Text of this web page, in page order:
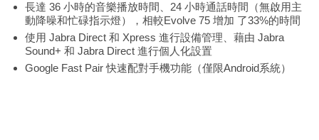
長達 36 小時的音樂播放時間、24 小時通話時間（無啟用主
動降噪和忙碌指示燈），相較Evolve 75 增加 了33%的時間
使用 Jabra Direct 和 Xpress 進行設備管理、藉由 Jabra
Sound+ 和 Jabra Direct 進行個人化設置
Google Fast Pair 快速配對手機功能（僅限Android系統）